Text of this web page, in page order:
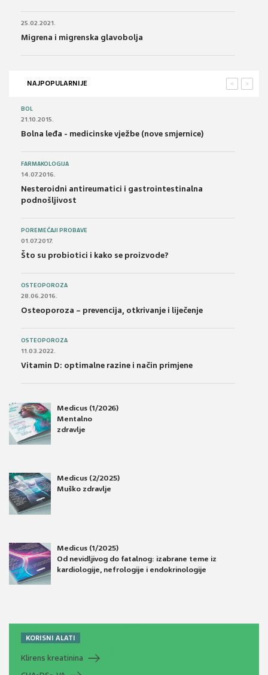
25.02.2021.
Migrena i migrenska glavobolja
NAJPOPULARNIJE >
<
BOL
21.10.2015.
Bolna leđa - medicinske vježbe (nove smjernice)
FARMAKOLOGIJA
14.07.2016.
Nesteroidni antireumatici i gastrointestinalna
podnošljivost
POREMEĆAJI PROBAVE
01.07.2017.
Što su probiotici i kako se proizvode?
OSTEOPOROZA
28.06.2016.
Osteoporoza – prevencija, otkrivanje i liječenje
OSTEOPOROZA
11.03.2022.
Vitamin D: optimalne razine i način primjene
Medicus (1/2026)
Mentalno
zdravlje
Medicus (2/2025)
Muško zdravlje
Medicus (1/2025)
Od nevidljivog do fatalnog: izabrane teme iz
kardiologije, nefrologije i endokrinologije
KORISNI ALATI
Klirens kreatinina